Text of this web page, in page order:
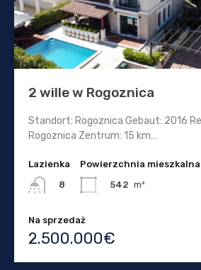
2 wille w Rogoznica
Standort: Rogoznica Gebaut: 2016
Rogoznica Zentrum: 15 km…
Lazienka
8
Powierzchnia mieszkalna
542 m²
Na sprzedaż
2.500.000€